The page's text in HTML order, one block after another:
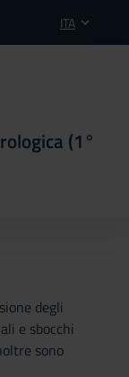
ITA
(1°
degli
e sbocchi
sono